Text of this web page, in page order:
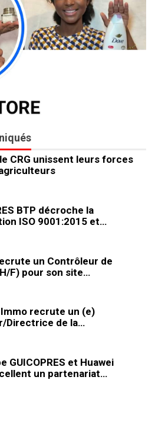
CRG unissent leurs forces
BTP décroche la
ISO 9001:2015 et…
un Contrôleur de
F) pour son site…
Immo recrute un (e)
Directrice de la…
GUICOPRES et Huawei
un partenariat…